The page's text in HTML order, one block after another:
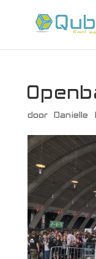
door Danielle